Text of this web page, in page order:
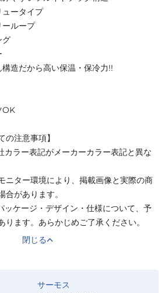
ータイプ
ーループ
グ
造だから高い保温・保冷力!!
OK
の注意事項】
ラー表記がメーカーカラー表記と異な
ニター環境により、掲載画像と実際の商
があります。
ケージ・デザイン・仕様について、予
ります。あらかじめご了承ください。
閉じる
サーモス